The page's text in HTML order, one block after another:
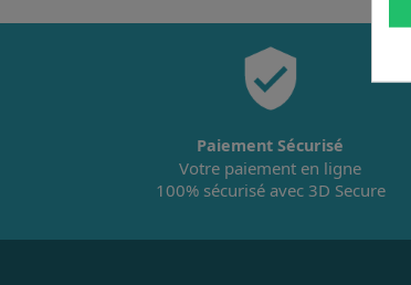
Paiement Sécurisé
Votre paiement en ligne
100% sécurisé avec 3D Secure